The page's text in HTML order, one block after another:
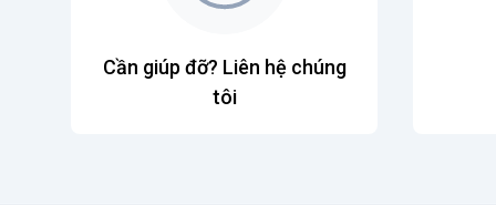
Cần giúp đỡ? Liên hệ chúng
tôi